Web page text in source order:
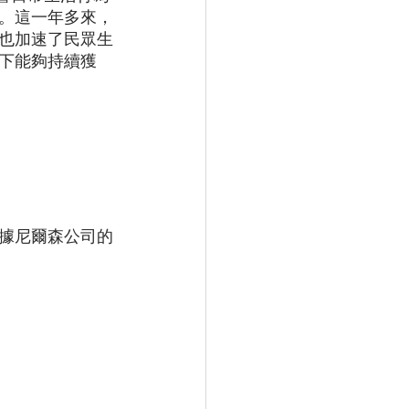
這一年多來，
加速了民眾生
能夠持續獲
尼爾森公司的